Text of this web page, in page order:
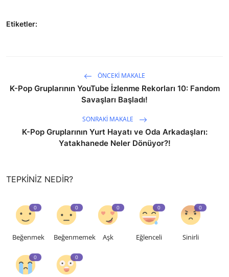
Etiketler:
ÖNCEKI MAKALE
K-Pop Gruplarının YouTube İzlenme Rekorları 10: Fandom
Savaşları Başladı!
SONRAKI MAKALE
K-Pop Gruplarının Yurt Hayatı ve Oda Arkadaşları:
Yatakhanede Neler Dönüyor?!
TEPKINIZ NEDIR?
0
Beğenmek
0
Beğenmemek
0
Aşk
0
Eğlenceli
0
Sinirli
0 0